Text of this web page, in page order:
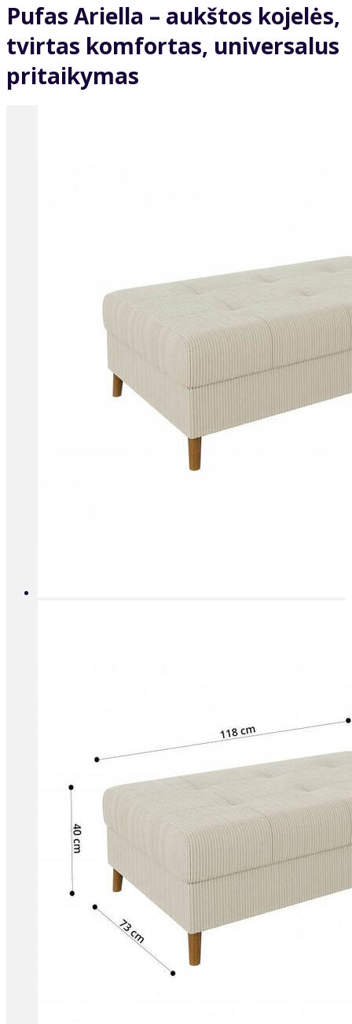
Pufas Ariella – aukštos kojelės,
tvirtas komfortas, universalus
pritaikymas